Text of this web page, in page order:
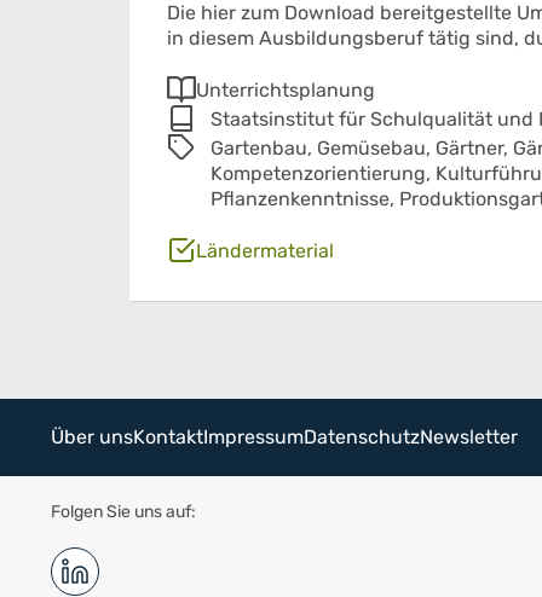
Die hier zum Download bereitgestellte
in diesem Ausbildungsberuf tätig sind,
Unterrichtsplanung
Staatsinstitut für Schulqualität und
Gartenbau, Gemüsebau, Gärtner,
Kompetenzorientierung,
Pflanzenkenntnisse,
Ländermaterial
Über unsKontaktImpressumDatenschutzNewsletter
Folgen Sie uns auf: